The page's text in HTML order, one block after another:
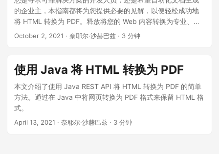
的企业主，本指南都将为您提供必要的见解，以便轻松成功地
将 HTML 转换为 PDF。释放将您的 Web 内容转换为专业、可
共享和可打印的 PDF 文档的潜力。
October 2, 2021 · 奈耶尔·沙赫巴兹 · 3 分钟
使用 Java 将 HTML 转换为 PDF
本文介绍了使用 Java REST API 将 HTML 转换为 PDF 的简单
方法。通过在 Java 中将网页转换为 PDF 格式来保留 HTML 格
式。
April 13, 2021 · 奈耶尔·沙赫巴兹 · 3 分钟